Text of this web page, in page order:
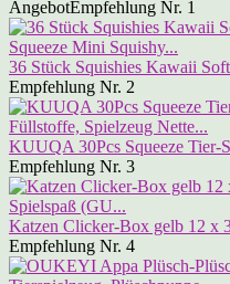
AngebotEmpfehlung Nr. 1
36 Stück Squishies Kawaii
Empfehlung Nr. 2
KUUQA 30Pcs Squeeze Tier-
Empfehlung Nr. 3
Katzen Clicker-Box gelb 12 x
Empfehlung Nr. 4